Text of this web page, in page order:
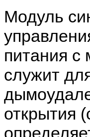
Модуль
питания
служит
открытия